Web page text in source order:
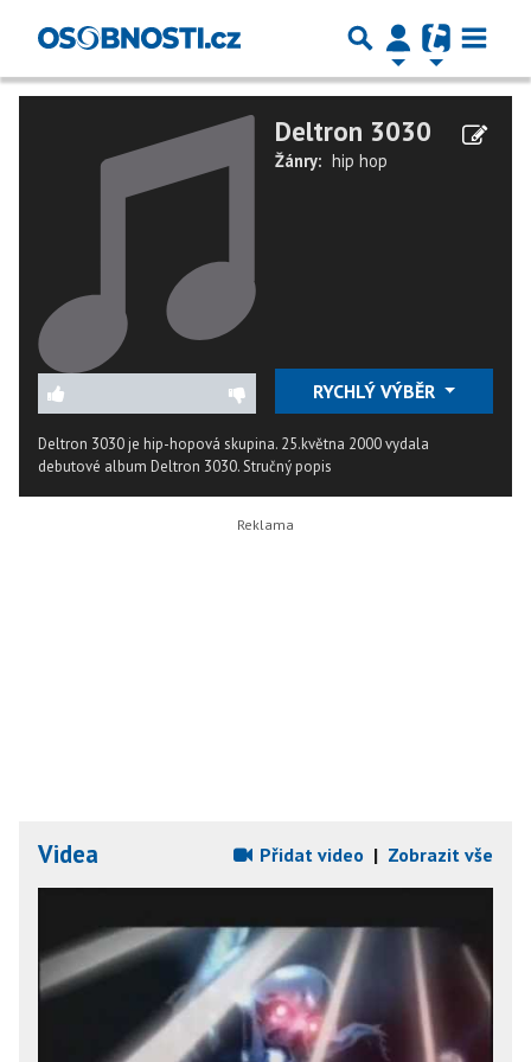
Deltron 3030
Žánry: hip hop
RYCHLÝ VÝBĚR
Deltron 3030 je hip-hopová skupina. 25.května 2000 vydala
debutové album Deltron 3030.Stručný popis
Videa Přidat video | Zobrazit vše